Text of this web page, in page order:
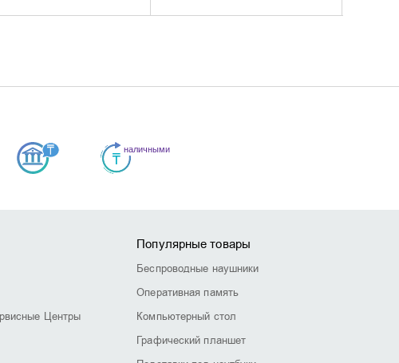
Центры
Популярные товары
Беспроводные наушники
Оперативная память
Компьютерный стол
Графический планшет